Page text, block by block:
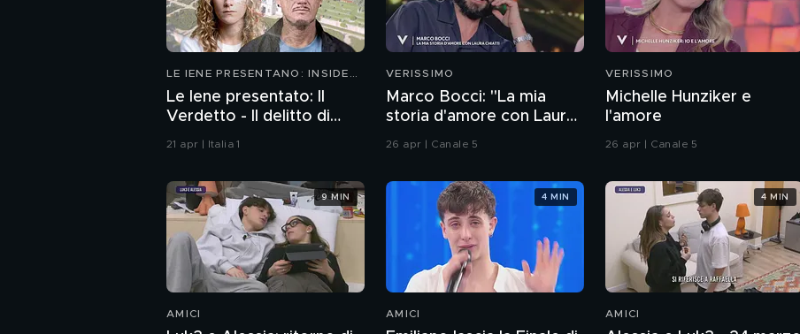
LE IENE PRESENTANO: INSIDE
Le Iene presentato: Il
Verdetto - Il delitto di
Villa Pamphili
21 apr | Italia 1
VERISSIMO
Marco Bocci: "La mia
storia d'amore con Laura
Chiatti"
26 apr | Canale 5
VERISSIMO
Michelle Hunziker e
l'amore
26 apr | Canale 5
AMICI
9 MIN
AMICI
4 MIN
AMICI
4 MIN